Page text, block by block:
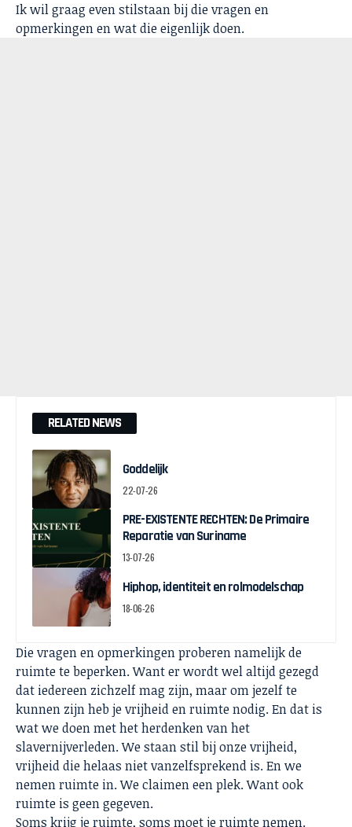
Ik wil graag even stilstaan bij die vragen en
opmerkingen en wat die eigenlijk doen.
RELATED NEWS
Goddelijk
22-07-26
PRE-EXISTENTE RECHTEN: De Primaire
Reparatie van Suriname
13-07-26
Hiphop, identiteit en rolmodelschap
18-06-26
Die vragen en opmerkingen proberen namelijk de
ruimte te beperken. Want er wordt wel altijd gezegd
dat iedereen zichzelf mag zijn, maar om jezelf te
kunnen zijn heb je vrijheid en ruimte nodig. En dat is
wat we doen met het herdenken van het
slavernijverleden. We staan stil bij onze vrijheid,
vrijheid die helaas niet vanzelfsprekend is. En we
nemen ruimte in. We claimen een plek. Want ook
ruimte is geen gegeven.
Soms krijg je ruimte, soms moet je ruimte nemen.